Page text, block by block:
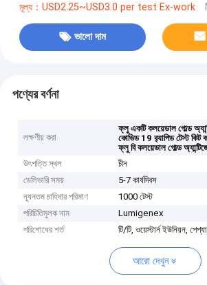
মূল্য：USD2.25~USD3.0 per test Ex-work
ভালো দাম
পণ্যের বর্ণনা
লক্ষণীয় করা
ফ্লু একটি কলয়েডাল গোল্ড
কোভিড 19 র‍্যাপিড টেস্ট কিট
ফ্লু বি কলয়েডাল গোল্ড
উৎপত্তি স্থল
চীন
ডেলিভারি সময়
5-7 কার্যদিবস
ন্যূনতম চাহিদার পরিমাণ
1000 টেস্ট
পরিচিতিমুলক নাম
Lumigenex
পরিশোধের শর্ত
টি/টি, ওয়েস্টার্ন ইউনিয়ন,
আরো দেখুন